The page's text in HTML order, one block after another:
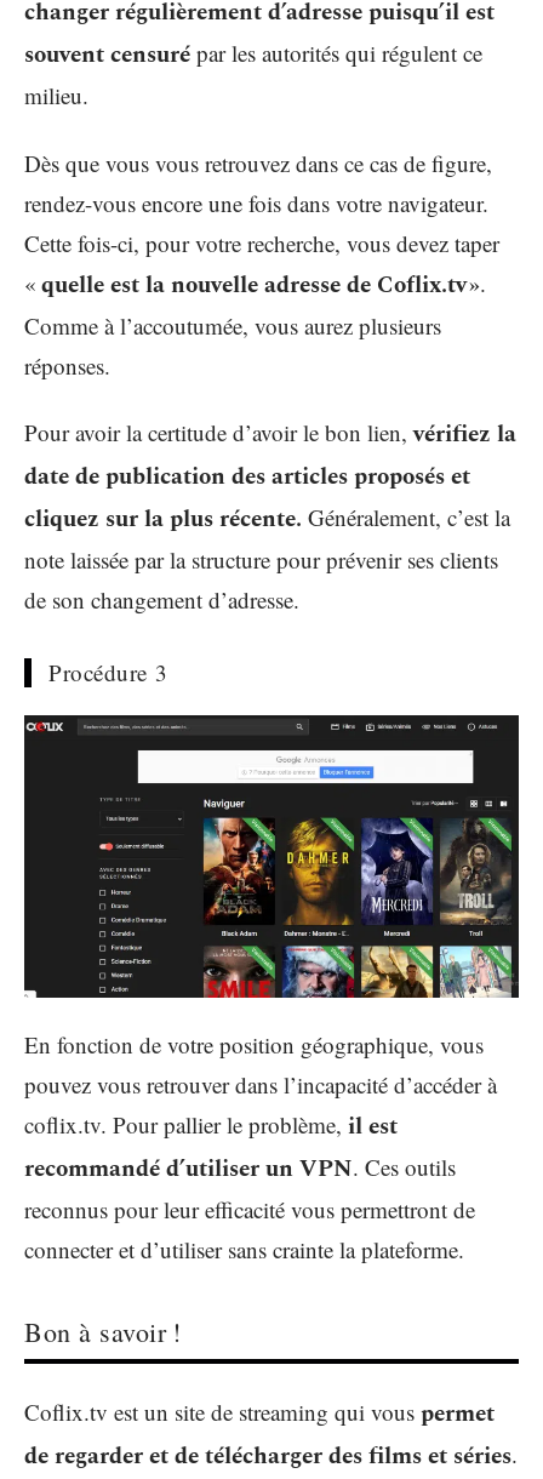
changer régulièrement d’adresse puisqu’il est
souvent censuré par les autorités qui régulent ce
milieu.
Dès que vous vous retrouvez dans ce cas de figure,
rendez-vous encore une fois dans votre navigateur.
Cette fois-ci, pour votre recherche, vous devez taper
« quelle est la nouvelle adresse de Coflix.tv ».
Comme à l’accoutumée, vous aurez plusieurs
réponses.
Pour avoir la certitude d’avoir le bon lien,vérifiez la
date de publication des articles proposés et
cliquez sur la plus récente. Généralement, c’est la
note laissée par la structure pour prévenir ses clients
de son changement d’adresse.
Procédure 3
En fonction de votre position géographique, vous
pouvez vous retrouver dans l’incapacité d’accéder à
coflix.tv. Pour pallier le problème, il est
recommandé d’utiliser un VPN. Ces outils
reconnus pour leur efficacité vous permettront de
connecter et d’utiliser sans crainte la plateforme.
Bon à savoir !
Coflix.tv est un site de streaming qui vous permet
de regarder et de télécharger des films et séries.